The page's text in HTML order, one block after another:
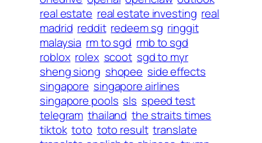
real estate real estate investing real
madrid reddit redeem sg ringgit
malaysia rm to sgd rmb to sgd
roblox rolex scoot sgd to myr
sheng siong shopee side effects
singapore singapore airlines
singapore pools sls speed test
telegram thailand the straits times
tiktok toto toto result translate